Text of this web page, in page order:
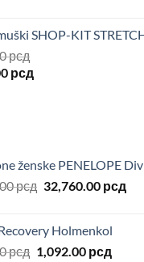
SHOP-KIT
рсд
рсд
ženske PENELOPE
рсд Originalna
bila:
46,800.00 рсд.
32,760.00 рсд
Holmenkol
рсд Originalna
1,092.00 рсд